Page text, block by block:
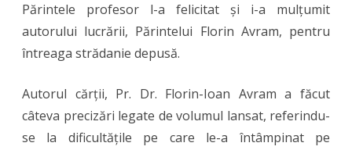
Părintele profesor l-a felicitat și i-a mulțumit
autorului lucrării, Părintelui Florin Avram, pentru
întreaga strădanie depusă.
Autorul cărții, Pr. Dr. Florin-Ioan Avram a făcut
câteva precizări legate de volumul lansat, referindu-
se la dificultățile pe care le-a întâmpinat pe